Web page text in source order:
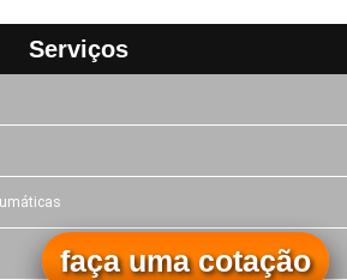
Serviços
faça uma cotação